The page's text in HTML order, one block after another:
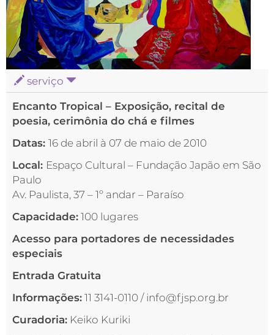
serviço
Encanto Tropical – Exposição, recital de
poesia, cerimônia do chá e filmes
Datas: 16 de abril à 07 de maio de 2010
Local: Espaço Cultural – Fundação Japão em São
Paulo
Av. Paulista, 37 – 1º andar – Paraíso
Capacidade: 100 lugares
Acesso para portadores de necessidades
especiais
Entrada Gratuita
Informações: 11 3141-0110 / info@fjsp.org.br
Curadoria: Keiko Kuriki